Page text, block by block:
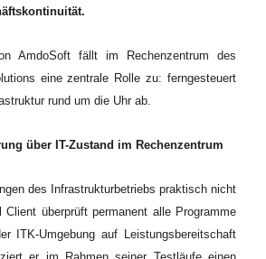
AmdoSoft fällt im Rechenzentrum des
eine zentrale Rolle zu: ferngesteuert
rund um die Uhr ab.
über IT-Zustand im Rechenzentrum
des Infrastrukturbetriebs praktisch nicht
überprüft permanent alle Programme
ITK-Umgebung auf Leistungsbereitschaft